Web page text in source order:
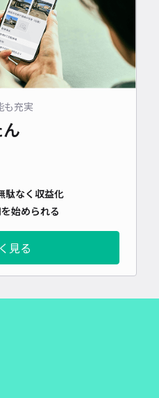
も充実
駄なく収益化
始められる
見る